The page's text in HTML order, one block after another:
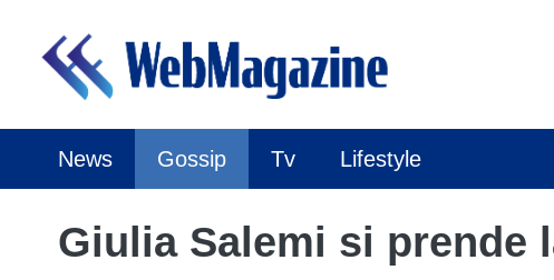
contenuto
News Gossip Tv Lifestyle
Giulia Salemi si prende